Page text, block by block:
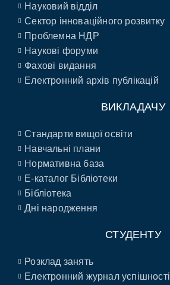
Науковий відділ
Сектор інноваційного розвитку
Проблемна НДР
Наукові форуми
Фахові видання
Електронний архів публікацій
ВИКЛАДАЧУ
Стандарти вищої освіти
Навчальні плани
Нормативна база
E-каталог Бібліотеки
Бібліотека
Дні народження
СТУДЕНТУ
Розклад занять
Електронний журнал успішності